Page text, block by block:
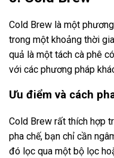
Cold Brew là một
trong một khoảng thời
quả là một tách cà phê
với các phương pháp
Ưu điểm và cách
Cold Brew rất thích hợp
pha chế, bạn chỉ cần
đó lọc qua một bộ lọc